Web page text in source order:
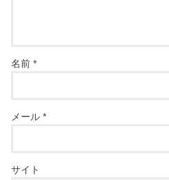
名前*
メール*
サイト